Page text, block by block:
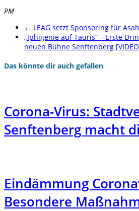
PM
← LEAG setzt Sponsoring für
„Iphigenie auf Tauris“ – Erste
neuen Bühne Senftenberg
Das könnte dir auch gefallen
Corona-Virus:
Senftenberg macht
Eindämmung
Besondere